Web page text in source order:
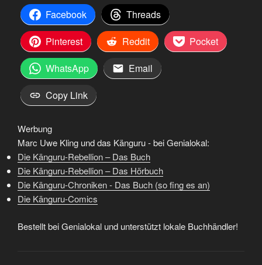
Facebook
Threads
Pinterest
Reddit
Pocket
WhatsApp
Email
Copy Link
Werbung
Marc Uwe Kling und das Känguru - bei Genialokal:
Die Känguru-Rebellion – Das Buch
Die Känguru-Rebellion – Das Hörbuch
Die Känguru-Chroniken - Das Buch (so fing es an)
Die Känguru-Comics
Bestellt bei Genialokal und unterstützt lokale Buchhändler!